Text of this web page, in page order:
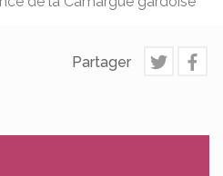
Partager